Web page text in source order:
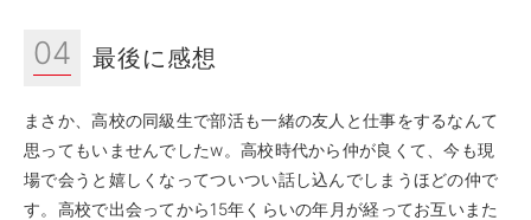
04 最後に感想
まさか、高校の同級生で部活も一緒の友人と仕事をするなんて
思ってもいませんでしたw。高校時代から仲が良くて、今も現
場で会うと嬉しくなってついつい話し込んでしまうほどの仲で
す。高校で出会ってから15年くらいの年月が経ってお互いまた